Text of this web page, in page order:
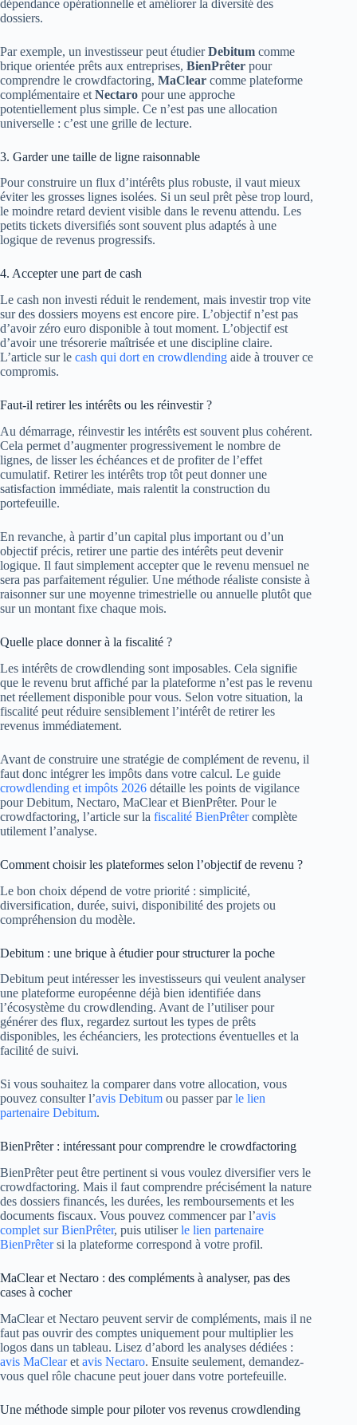
dépendance opérationnelle et améliorer la diversité des
dossiers.
Par exemple, un investisseur peut étudierDebitum comme
brique orientée prêts aux entreprises, BienPrêter pour
comprendre le crowdfactoring, MaClear comme plateforme
complémentaire et Nectaro pour une approche
potentiellement plus simple. Ce n’est pas une allocation
universelle : c’est une grille de lecture.
3. Garder une taille de ligne raisonnable
Pour construire un flux d’intérêts plus robuste, il vaut mieux
éviter les grosses lignes isolées. Si un seul prêt pèse trop lourd,
le moindre retard devient visible dans le revenu attendu. Les
petits tickets diversifiés sont souvent plus adaptés à une
logique de revenus progressifs.
4. Accepter une part de cash
Le cash non investi réduit le rendement, mais investir trop vite
sur des dossiers moyens est encore pire. L’objectif n’est pas
d’avoir zéro euro disponible à tout moment. L’objectif est
d’avoir une trésorerie maîtrisée et une discipline claire.
L’article sur le cash qui dort en crowdlending aide à trouver ce
compromis.
Faut-il retirer les intérêts ou les réinvestir ?
Au démarrage, réinvestir les intérêts est souvent plus cohérent.
Cela permet d’augmenter progressivement le nombre de
lignes, de lisser les échéances et de profiter de l’effet
cumulatif. Retirer les intérêts trop tôt peut donner une
satisfaction immédiate, mais ralentit la construction du
portefeuille.
En revanche, à partir d’un capital plus important ou d’un
objectif précis, retirer une partie des intérêts peut devenir
logique. Il faut simplement accepter que le revenu mensuel ne
sera pas parfaitement régulier. Une méthode réaliste consiste à
raisonner sur une moyenne trimestrielle ou annuelle plutôt que
sur un montant fixe chaque mois.
Quelle place donner à la fiscalité ?
Les intérêts de crowdlending sont imposables. Cela signifie
que le revenu brut affiché par la plateforme n’est pas le revenu
net réellement disponible pour vous. Selon votre situation, la
fiscalité peut réduire sensiblement l’intérêt de retirer les
revenus immédiatement.
Avant de construire une stratégie de complément de revenu, il
faut donc intégrer les impôts dans votre calcul. Le guide
crowdlending et impôts 2026 détaille les points de vigilance
pour Debitum, Nectaro, MaClear et BienPrêter. Pour le
crowdfactoring, l’article sur la fiscalité BienPrêtercomplète
utilement l’analyse.
Comment choisir les plateformes selon l’objectif de revenu ?
Le bon choix dépend de votre priorité : simplicité,
diversification, durée, suivi, disponibilité des projets ou
compréhension du modèle.
Debitum : une brique à étudier pour structurer la poche
Debitum peut intéresser les investisseurs qui veulent analyser
une plateforme européenne déjà bien identifiée dans
l’écosystème du crowdlending. Avant de l’utiliser pour
générer des flux, regardez surtout les types de prêts
disponibles, les échéanciers, les protections éventuelles et la
facilité de suivi.
Si vous souhaitez la comparer dans votre allocation, vous
pouvez consulter l’avis Debitum ou passer parle lien
partenaire Debitum.
BienPrêter : intéressant pour comprendre le crowdfactoring
BienPrêter peut être pertinent si vous voulez diversifier vers le
crowdfactoring. Mais il faut comprendre précisément la nature
des dossiers financés, les durées, les remboursements et les
documents fiscaux. Vous pouvez commencer par l’avis
complet sur BienPrêter, puis utiliserle lien partenaire
BienPrêtersi la plateforme correspond à votre profil.
MaClear et Nectaro : des compléments à analyser, pas des
cases à cocher
MaClear et Nectaro peuvent servir de compléments, mais il ne
faut pas ouvrir des comptes uniquement pour multiplier les
logos dans un tableau. Lisez d’abord les analyses dédiées :
avis MaClearet avis Nectaro. Ensuite seulement, demandez-
vous quel rôle chacune peut jouer dans votre portefeuille.
Une méthode simple pour piloter vos revenus crowdlending